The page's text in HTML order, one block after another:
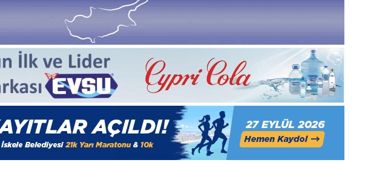
manşetleri
Medya manşetleri